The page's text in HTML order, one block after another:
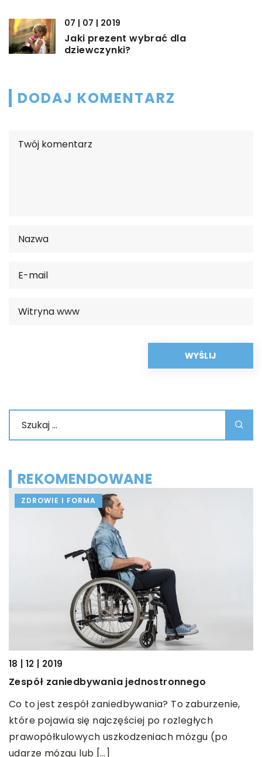
07 | 07 | 2019
Jaki prezent wybrać dla
dziewczynki?
DODAJ KOMENTARZ
REKOMENDOWANE
ZDROWIE I FORMA
18 | 12 | 2019
Zespół zaniedbywania jednostronnego
Co to jest zespół zaniedbywania? To zaburzenie,
które pojawia się najczęściej po rozległych
prawopółkulowych uszkodzeniach mózgu (po
udarze mózgu lub […]